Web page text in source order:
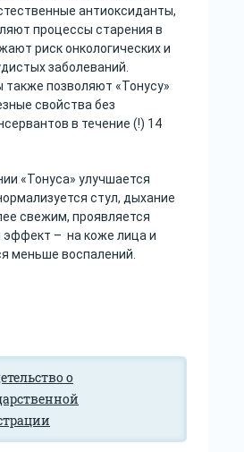
антиоксиданты,
процессы старения в
риск онкологических и
заболеваний.
также позволяют «Тонусу»
свойства без
в течение (!) 14
«Тонуса» улучшается
стул, дыхание
свежим, проявляется
эффект – на коже лица и
меньше воспалений.
о